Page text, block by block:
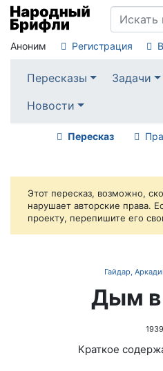
Аноним Регистрация
Пересказы Задачи
Новости
Пересказ
Этот пересказ, возможно,
нарушает авторские права.
проекту, перепишите его
Гайдар,
Дым в
1939
Краткое